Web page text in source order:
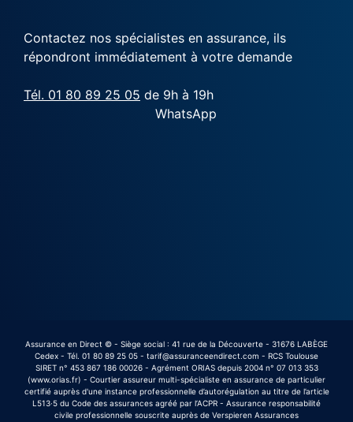
Contactez nos spécialistes en assurance, ils
répondront immédiatement à votre demande
Tél. 01 80 89 25 05 de 9h à 19h
WhatsApp
Assurance en Direct © - Siège social : 41 rue de la Découverte - 31676 LABÈGE
Cedex - Tél. 01 80 89 25 05 - tarif@assuranceendirect.com - RCS Toulouse
SIRET n° 453 867 186 00026 - Agrément ORIAS depuis 2004 n° 07 013 353
(www.orias.fr) - Courtier assureur multi-spécialiste en assurance de particulier
certifié auprès d'une instance professionnelle d’autorégulation au titre de l’article
L513·5 du Code des assurances agréé par l’ACPR - Assurance responsabilité
civile professionnelle souscrite auprès de Verspieren Assurances